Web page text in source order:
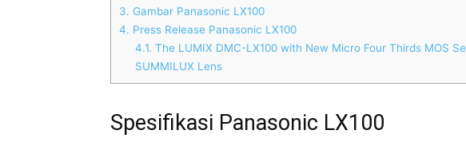
3. Gambar Panasonic LX100
4. Press Release Panasonic LX100
4.1. The LUMIX DMC-LX100 with New Micro Four Thirds MOS
SUMMILUX Lens
Spesifikasi Panasonic LX100